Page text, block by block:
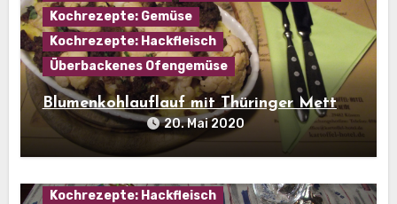
Kochrezepte: Gemüse
Kochrezepte: Hackfleisch
Überbackenes Ofengemüse
Blumenkohlauflauf mit Thüringer Mett
20. Mai 2020
Kochrezepte: Hackfleisch